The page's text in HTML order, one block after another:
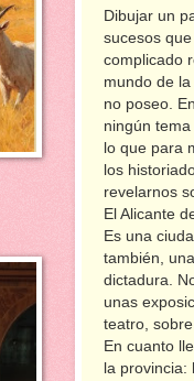
Dibujar un
sucesos
complicado
mundo de
no poseo.
ningún
lo que para
los
revelarnos
El Alicante
Es una
también,
dictadura.
unas
teatro,
En cuanto
la